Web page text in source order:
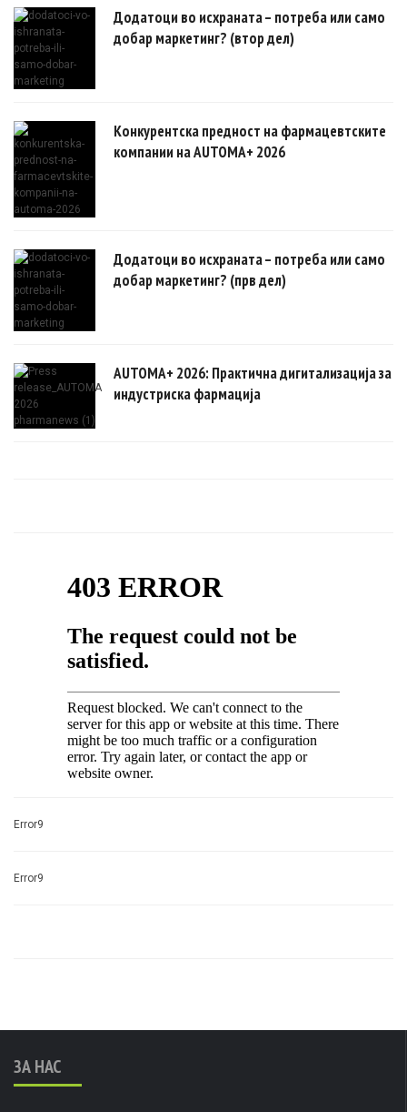
Додатоци во исхраната – потреба или само
добар маркетинг? (втор дел)
Конкурентска предност на фармацевтските
компании на AUTOMA+ 2026
Додатоци во исхраната – потреба или само
добар маркетинг? (прв дел)
AUTOMA+ 2026: Практична дигитализација за
индустриска фармација
Error9
Error9
ЗА НАС